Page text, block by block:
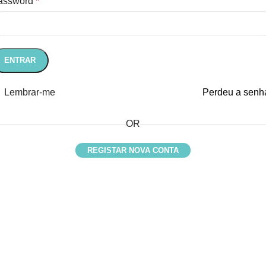
ENTRAR
Perdeu a
Lembrar-me
OR
REGISTAR NOVA CONTA